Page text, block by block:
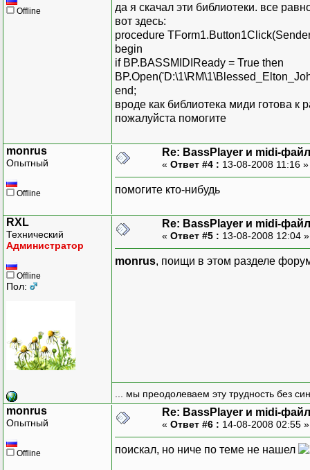
Offline
да я скачал эти библиотеки. все
вот здесь:
procedure
begin
if BP.BASSMIDIReady = True then
end;
вроде как библиотека миди готова к
пожалуйста помогите
monrus
Опытный
Offline
Re: BassPlayer и midi-
« Ответ #4 : 13-08-2008 11:16
помогите кто-нибудь
RXL
Технический
Администратор
Offline
Пол:
Re: BassPlayer и midi-
« Ответ #5 : 13-08-2008 12:04
monrus, поищи в этом разделе
... мы преодолеваем эту трудность без
monrus
Опытный
Offline
Re: BassPlayer и midi-
« Ответ #6 : 14-08-2008 02:55
поискал, но ниче по теме не нашел